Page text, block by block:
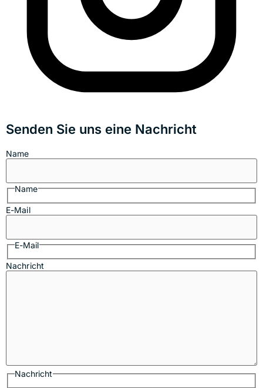
Senden Sie uns eine Nachricht
Name
Name
E-Mail
E-Mail
Nachricht
Nachricht